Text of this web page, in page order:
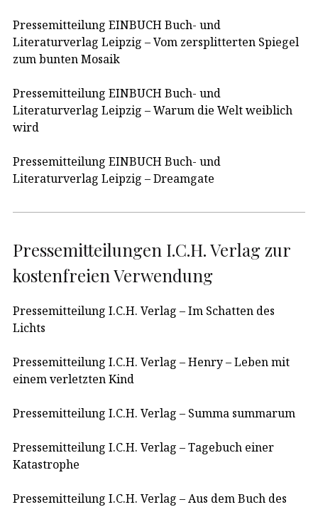
Pressemitteilung EINBUCH Buch- und
Literaturverlag Leipzig – Vom zersplitterten Spiegel
zum bunten Mosaik
Pressemitteilung EINBUCH Buch- und
Literaturverlag Leipzig – Warum die Welt weiblich
wird
Pressemitteilung EINBUCH Buch- und
Literaturverlag Leipzig – Dreamgate
Pressemitteilungen I.C.H. Verlag zur
kostenfreien Verwendung
Pressemitteilung I.C.H. Verlag – Im Schatten des
Lichts
Pressemitteilung I.C.H. Verlag – Henry – Leben mit
einem verletzten Kind
Pressemitteilung I.C.H. Verlag – Summa summarum
Pressemitteilung I.C.H. Verlag – Tagebuch einer
Katastrophe
Pressemitteilung I.C.H. Verlag – Aus dem Buch des